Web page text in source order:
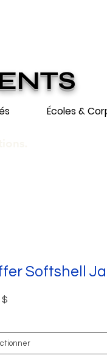
Écoles &
Softshell
$